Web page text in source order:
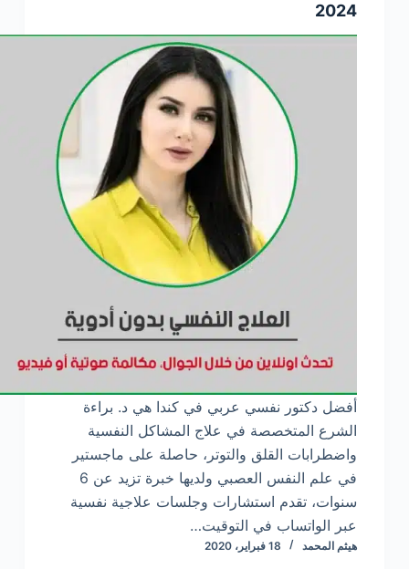
2024
أفضل دكتور نفسي عربي في كندا هي د. براءة
الشرع المتخصصة في علاج المشاكل النفسية
واضطرابات القلق والتوتر، حاصلة على ماجستير
في علم النفس العصبي ولديها خبرة تزيد عن 6
سنوات، تقدم استشارات وجلسات علاجية نفسية
عبر الواتساب في التوقيت…
هيثم المحمد 18 فبراير، 2020